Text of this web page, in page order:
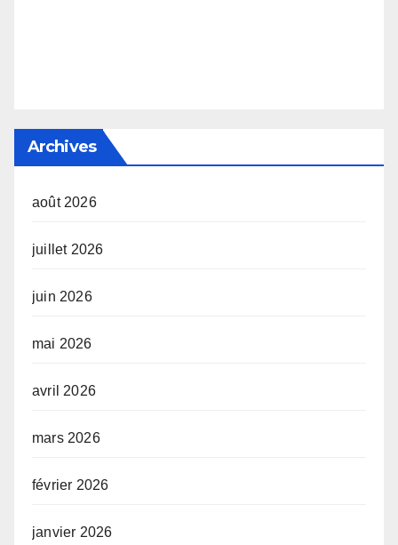
Archives
août 2026
juillet 2026
juin 2026
mai 2026
avril 2026
mars 2026
février 2026
janvier 2026